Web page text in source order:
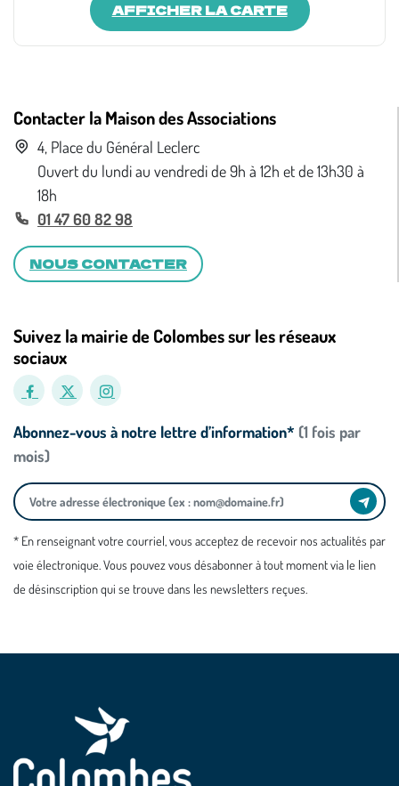
AFFICHER LA CARTE
Contacter la Maison des Associations
4, Place du Général Leclerc
Ouvert du lundi au vendredi de 9h à 12h et de 13h30 à
18h
01 47 60 82 98
NOUS CONTACTER
Suivez la mairie de Colombes sur les réseaux
sociaux
Abonnez-vous à notre lettre d’information* (1 fois par
mois)
* En renseignant votre courriel, vous acceptez de recevoir nos actualités par
voie électronique. Vous pouvez vous désabonner à tout moment via le lien
de désinscription qui se trouve dans les newsletters reçues.